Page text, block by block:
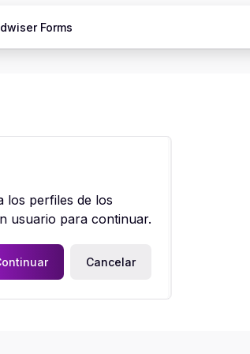
Forms
los perfiles de los
usuario para continuar.
Cancelar